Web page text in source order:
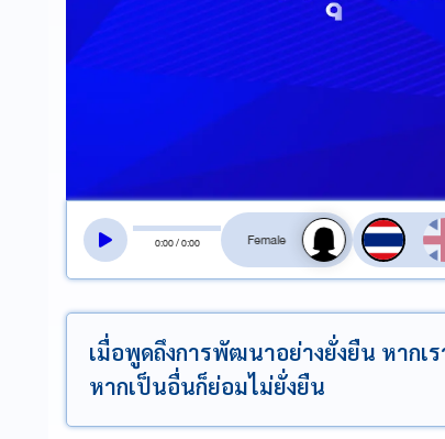
0:00/0:00
สลับเสียงอ่าน
เมื่อพูดถึงการพัฒนาอย่างยั่งยืน หากเ
หากเป็นอื่นก็ย่อมไม่ยั่งยืน